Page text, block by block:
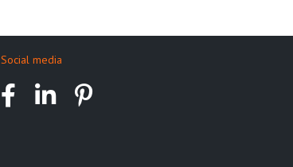
Social media